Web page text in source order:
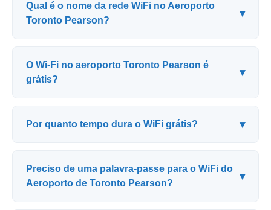
Qual é o nome da rede WiFi no Aeroporto
Toronto Pearson?
▾
O Wi-Fi no aeroporto Toronto Pearson é
grátis?
▾
Por quanto tempo dura o WiFi grátis? ▾
Preciso de uma palavra-passe para o WiFi do
Aeroporto de Toronto Pearson?
▾